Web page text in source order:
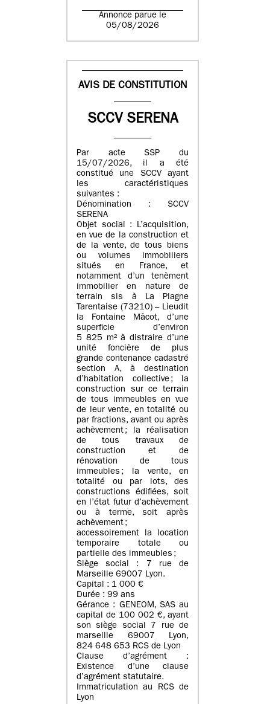
Annonce parue le
05/08/2026
AVIS DE CONSTITUTION
SCCV SERENA
Par acte SSP du
15/07/2026, il a été
constitué une SCCV ayant
les caractéristiques
suivantes :
Dénomination : SCCV
SERENA
Objet social : L’acquisition,
en vue de la construction et
de la vente, de tous biens
ou volumes immobiliers
situés en France, et
notamment d’un tenèment
immobilier en nature de
terrain sis à La Plagne
Tarentaise (73210) – Lieudit
la Fontaine Mâcot, d’une
superficie d’environ
5 825 m² à distraire d’une
unité foncière de plus
grande contenance cadastré
section A, à destination
d’habitation collective ; la
construction sur ce terrain
de tous immeubles en vue
de leur vente, en totalité ou
par fractions, avant ou après
achèvement ; la réalisation
de tous travaux de
construction et de
rénovation de tous
immeubles ; la vente, en
totalité ou par lots, des
constructions édifiées, soit
en l’état futur d’achèvement
ou à terme, soit après
achèvement ;
accessoirement la location
temporaire totale ou
partielle des immeubles ;
Siège social : 7 rue de
Marseille 69007 Lyon.
Capital : 1 000 €
Durée : 99 ans
Gérance : GENEOM, SAS au
capital de 100 002 €, ayant
son siège social 7 rue de
marseille 69007 Lyon,
824 648 653 RCS de Lyon
Clause d’agrément :
Existence d’une clause
d’agrément statutaire.
Immatriculation au RCS de
Lyon